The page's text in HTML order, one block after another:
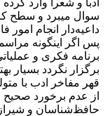
ادبا و شعرا وارد
سوال میبرد و سطح
داعیه‌دار انجام امور
پس اگر اینگونه
برنامه فکری و
برگزار نگردد بسیار
قهر مفاخر ادب با
از عدم برخورد صحیح
حافظ‌شناسان و